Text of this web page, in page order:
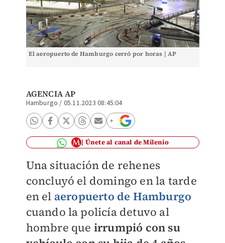
El aeropuerto de Hamburgo cerró por horas | AP
AGENCIA AP
Hamburgo / 05.11.2023 08:45:04
Únete al canal de Milenio
Una situación de rehenes
concluyó el domingo en la tarde
en el aeropuerto de Hamburgo
cuando la policía detuvo al
hombre que irrumpió con su